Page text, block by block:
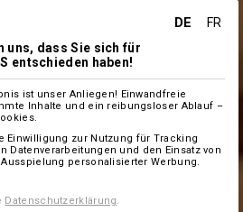
DE
FR
uns, dass Sie sich für
entschieden haben!
ist unser Anliegen! Einwandfreie
Inhalte und ein reibungsloser Ablauf –
Einwilligung zur Nutzung für Tracking
Datenverarbeitungen und den Einsatz von
personalisierter Werbung.
Datenschutzerklärung.